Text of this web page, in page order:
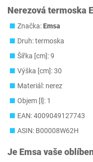
Nerezová termoska
Značka:Emsa
Druh: termoska
Šířka [cm]: 9
Výška [cm]: 30
Materiál: nerez
Objem [l]: 1
EAN: 4009049127743
ASIN: B00008W62H
Je Emsa vaše